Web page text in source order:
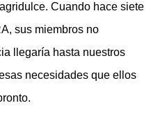
Cuando hace siete
sus miembros no
llegaría hasta nuestros
necesidades que ellos